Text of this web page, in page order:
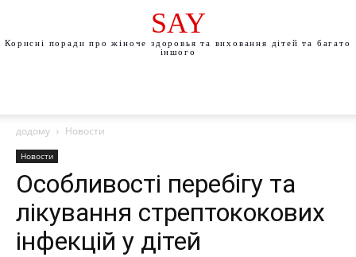
SAY
Корисні поради про жіноче здоровья та виховання дітей та багато
іншого
додому Новости
Новости
Особливості перебігу та
лікування стрептококових
інфекцій у дітей